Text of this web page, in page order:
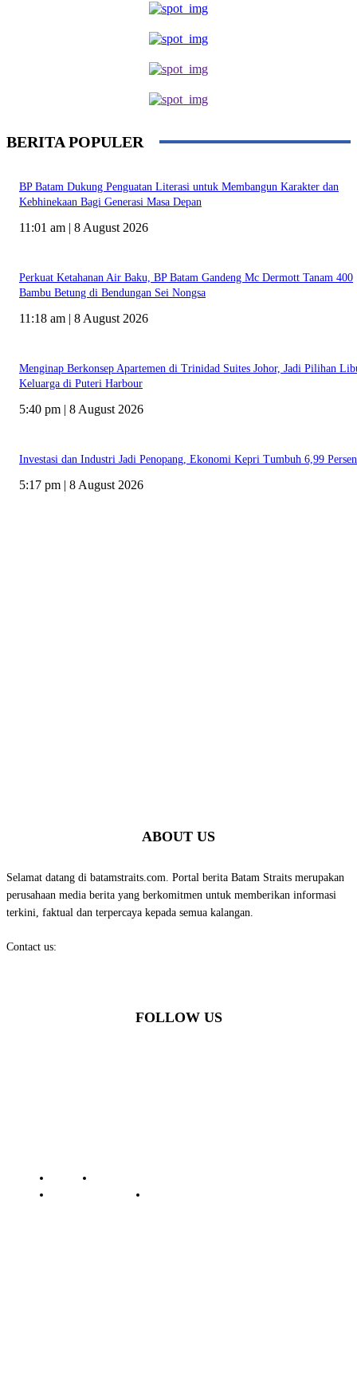
BERITA POPULER
BP Batam Dukung Penguatan Literasi untuk Membangun Karakter dan
Kebhinekaan Bagi Generasi Masa Depan
11:01 am | 8 August 2026
Perkuat Ketahanan Air Baku, BP Batam Gandeng Mc Dermott Tanam 400
Bambu Betung di Bendungan Sei Nongsa
11:18 am | 8 August 2026
Menginap Berkonsep Apartemen di Trinidad Suites Johor, Jadi Pilihan
Keluarga di Puteri Harbour
5:40 pm | 8 August 2026
Investasi dan Industri Jadi Penopang, Ekonomi Kepri Tumbuh 6,99 Persen
5:17 pm | 8 August 2026
ABOUT US
Selamat datang di batamstraits.com. Portal berita Batam Straits merupakan
perusahaan media berita yang berkomitmen untuk memberikan informasi
terkini, faktual dan terpercaya kepada semua kalangan.
Contact us:
FOLLOW US